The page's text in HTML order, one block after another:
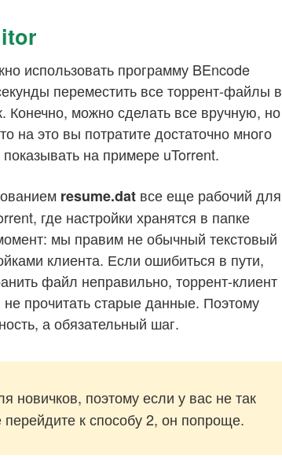
использовать программу BEncode
переместить все торрент-файлы в
Конечно, можно сделать все вручную, но
на это вы потратите достаточно много
на примере uTorrent.
resume.dat все еще рабочий для
где настройки хранятся в папке
мы правим не обычный текстовый
клиента. Если ошибиться в пути,
файл неправильно, торрент-клиент
не прочитать старые данные. Поэтому
а обязательный шаг.
новичков, поэтому если у вас не так
к способу 2, он попроще.